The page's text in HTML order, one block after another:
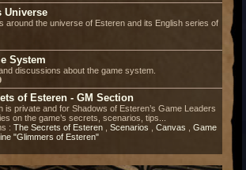
Universe
around the universe of Esteren and its English series of
System
discussions about the game system.
of Esteren - GM Section
is private and for Shadows of Esteren’s Game Leaders
on the game’s secrets, scenarios, tips...
: The Secrets of Esteren Scenarios Canvas
Game
"Glimmers of Esteren"